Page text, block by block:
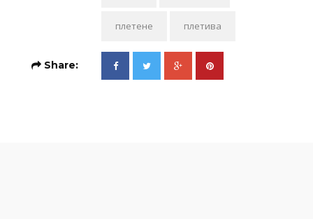
плетене плетива
Share: